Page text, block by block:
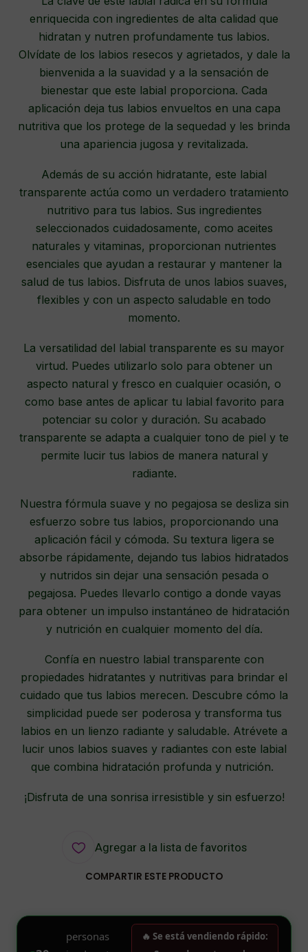
enriquecida con ingredientes de alta calidad que
hidratan y nutren profundamente tus labios.
Olvídate de los labios resecos y agrietados, y dale la
bienvenida a la suavidad y a la sensación de
bienestar que este labial proporciona. Cada
aplicación deja tus labios envueltos en una capa
nutritiva que los protege de la sequedad y les brinda
una apariencia jugosa y revitalizada.
Además de su acción hidratante, este labial
transparente actúa como un verdadero tratamiento
nutritivo para tus labios. Sus ingredientes
seleccionados cuidadosamente, como aceites
naturales y vitaminas, proporcionan nutrientes
esenciales que ayudan a restaurar y mantener la
salud de tus labios. Disfruta de unos labios suaves,
flexibles y con un aspecto saludable en todo
momento.
La versatilidad del labial transparente es su mayor
virtud. Puedes utilizarlo solo para obtener un
aspecto natural y fresco en cualquier ocasión, o
como base antes de aplicar tu labial favorito para
potenciar su color y duración. Su acabado
transparente se adapta a cualquier tono de piel y te
permite lucir tus labios de manera natural y
radiante.
Nuestra fórmula suave y no pegajosa se desliza sin
esfuerzo sobre tus labios, proporcionando una
aplicación fácil y cómoda. Su textura ligera se
absorbe rápidamente, dejando tus labios hidratados
y nutridos sin dejar una sensación pesada o
pegajosa. Puedes llevarlo contigo a donde vayas
para obtener un impulso instantáneo de hidratación
y nutrición en cualquier momento del día.
Confía en nuestro labial transparente con
propiedades hidratantes y nutritivas para brindar el
cuidado que tus labios merecen. Descubre cómo la
simplicidad puede ser poderosa y transforma tus
labios en un lienzo radiante y saludable. Atrévete a
lucir unos labios suaves y radiantes con este labial
que combina hidratación profunda y nutrición.
¡Disfruta de una sonrisa irresistible y sin esfuerzo!
Agregar a la lista de favoritos
COMPARTIR ESTE PRODUCTO